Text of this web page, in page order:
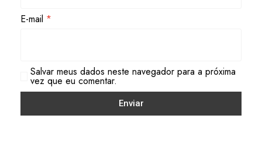
E-mail *
Salvar meus dados neste navegador para a próxima
vez que eu comentar.